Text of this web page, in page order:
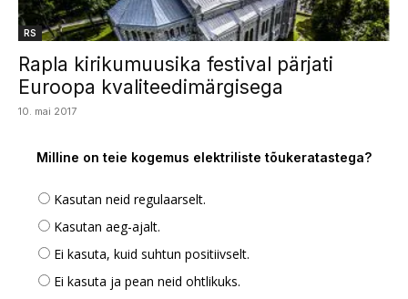
RS
Rapla kirikumuusika festival pärjati
Euroopa kvaliteedimärgisega
10. mai 2017
Milline on teie kogemus elektriliste tõukeratastega?
Kasutan neid regulaarselt.
Kasutan aeg-ajalt.
Ei kasuta, kuid suhtun positiivselt.
Ei kasuta ja pean neid ohtlikuks.